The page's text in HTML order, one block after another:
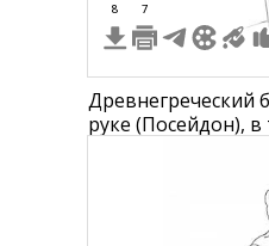
8 7
Древнегреческий
руке (Посейдон), в